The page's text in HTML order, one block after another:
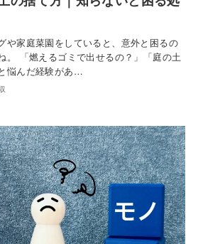
や家庭菜園をしていると、意外と困るの
。 「燃えるゴミで出せるの？」「庭の土
悩んだ経験があ…